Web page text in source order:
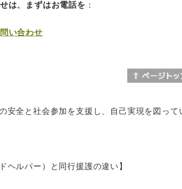
は、まずはお電話を ：
い合わせ
安全と社会参加を支援し、自己実現を図って
ヘルパー）と同行援護の違い】